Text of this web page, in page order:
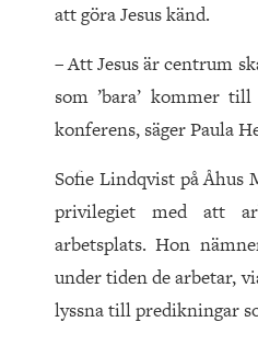
att göra Jesus känd.
– Att Jesus är centrum
som ’bara’ kommer
konferens, säger Paula
Sofie Lindqvist på Åhus
privilegiet med att
arbetsplats. Hon
under tiden de arbetar,
lyssna till predikningar